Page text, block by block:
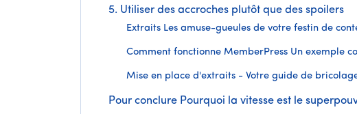
5. Utiliser des accroches plutôt que des spoilers
Extraits Les amuse-gueules de votre festin de
Comment fonctionne MemberPress Un exemple
Mise en place d'extraits - Votre guide de
Pour conclure Pourquoi la vitesse est le